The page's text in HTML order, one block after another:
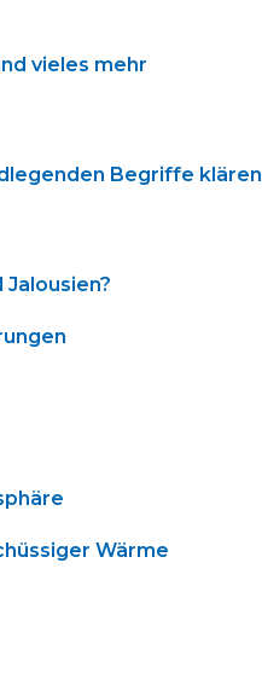
vieles mehr
Begriffe klären
Jalousien?
Wärme